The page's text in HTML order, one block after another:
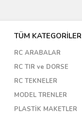
TÜM KATEGORİLER
RC ARABALAR
RC TIR ve DORSE
RC TEKNELER
MODEL TRENLER
PLASTİK MAKETLER